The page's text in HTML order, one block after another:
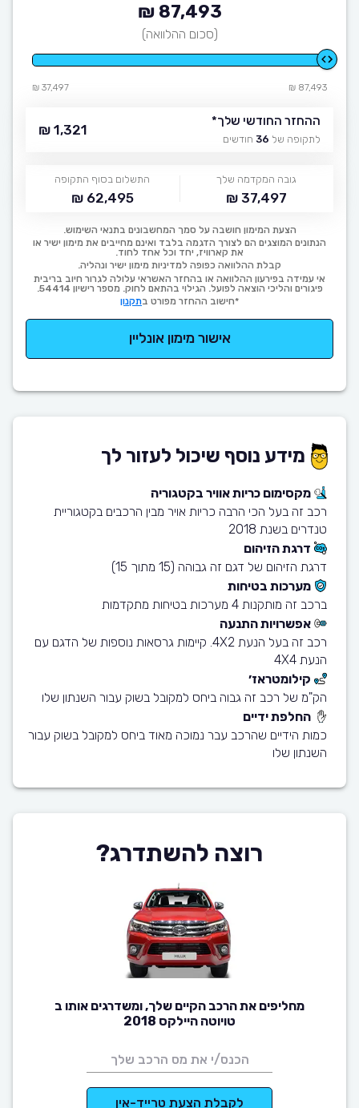
87,493 ₪
(סכום ההלוואה)
87,493 ₪
37,497 ₪
ההחזר החודשי שלך*
לתקופה של 36 חודשים
1,321 ₪
גובה המקדמה שלך
37,497 ₪
התשלום בסוף התקופה
62,495 ₪
הצעת המימון חושבה על סמך המחשבונים בתנאי השימוש.
הנתונים המוצגים הם לצורך הדגמה בלבד ואינם מחייבים את מימון ישיר או
את קארוויז, יחד וכל אחד לחוד.
קבלת ההלוואה כפופה למדיניות מימון ישיר ונהליה.
אי עמידה בפירעון ההלוואה או בהחזר האשראי עלולה לגרור חיוב בריבית
פיגורים והליכי הוצאה לפועל. הגילוי בהתאם לחוק. מספר רישיון 54414.
*חישוב ההחזר מפורט בתקנון
אישור מימון אונליין
מידע נוסף שיכול לעזור לך
מקסימום כריות אוויר בקטגוריה
רכב זה בעל הכי הרבה כריות אויר מבין הרכבים בקטגוריית
טנדרים בשנת 2018
דרגת הזיהום
דרגת הזיהום של דגם זה גבוהה (15 מתוך 15)
מערכות בטיחות
ברכב זה מותקנות 4 מערכות בטיחות מתקדמות
אפשרויות התנעה
רכב זה בעל הנעת 4X2. קיימות גרסאות נוספות של הדגם עם
הנעת 4X4
קילומטראז׳
הק"מ של רכב זה גבוה ביחס למקובל בשוק עבור השנתון שלו
החלפת ידיים
כמות הידיים שהרכב עבר נמוכה מאוד ביחס למקובל בשוק עבור
השנתון שלו
רוצה להשתדרג?
מחליפים את הרכב הקיים שלך, ומשדרגים אותו ב
טויוטה היילקס 2018
לקבלת הצעת טרייד-אין